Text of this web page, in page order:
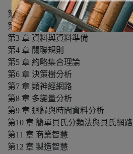
第1 章 大數據分析與資料挖礦概論
第2 章 大數據分析的基礎：Hadoop
第3 章 資料與資料準備
第4 章 關聯規則
第5 章 約略集合理論
第6 章 決策樹分析
第7 章 類神經網路
第8 章 多變量分析
第9 章 迴歸與時間資料分析
第10 章 簡單貝氏分類法與貝氏網路
第11 章 商業智慧
第12 章 製造智慧